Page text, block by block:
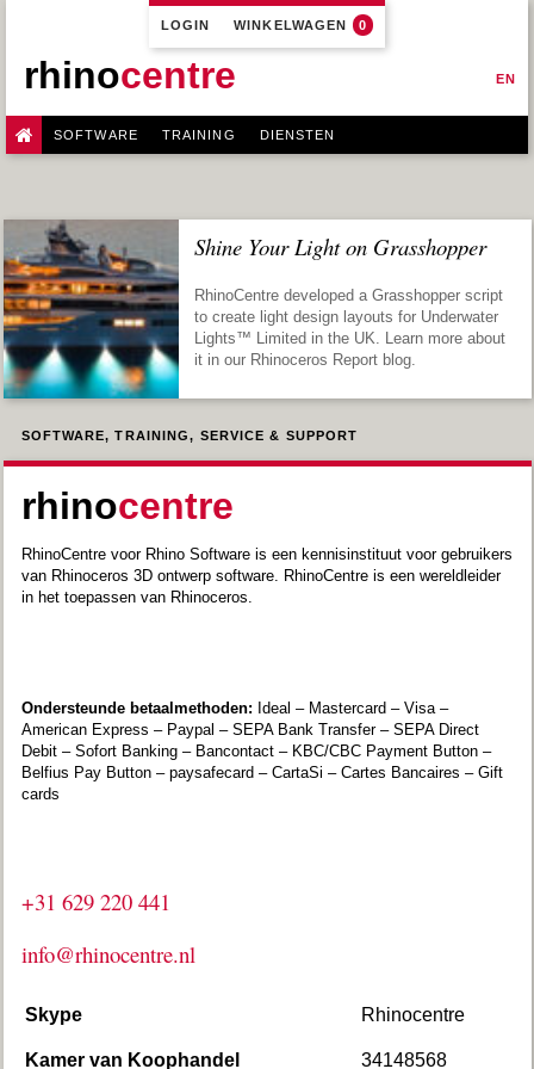
LOGIN WINKELWAGEN 0
EN
rhinocentre
SOFTWARE TRAINING DIENSTEN
Shine Your Light on Grasshopper
RhinoCentre developed a Grasshopper script
to create light design layouts for Underwater
Lights™ Limited in the UK. Learn more about
it in our Rhinoceros Report blog.
SOFTWARE, TRAINING, SERVICE & SUPPORT
rhinocentre
RhinoCentre voor Rhino Software is een kennisinstituut voor gebruikers
van Rhinoceros 3D ontwerp software. RhinoCentre is een wereldleider
in het toepassen van Rhinoceros.
Ondersteunde betaalmethoden: Ideal – Mastercard – Visa –
American Express – Paypal – SEPA Bank Transfer – SEPA Direct
Debit – Sofort Banking – Bancontact – KBC/CBC Payment Button –
Belfius Pay Button – paysafecard – CartaSi – Cartes Bancaires – Gift
cards
+31 629 220 441
info@rhinocentre.nl
Skype Rhinocentre
Kamer van Koophandel 34148568